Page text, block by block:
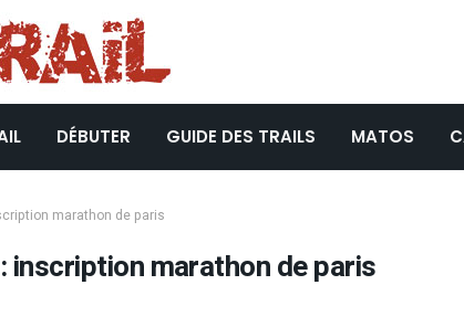
DÉBUTER GUIDE DES TRAILS MATOS
marathon de paris
inscription marathon de paris